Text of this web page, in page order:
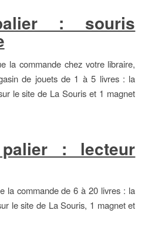
: souris
la commande chez votre libraire,
de jouets de 1 à 5 livres : la
le site de La Souris et 1 magnet
palier : lecteur
la commande de 6 à 20 livres : la
le site de La Souris, 1 magnet et